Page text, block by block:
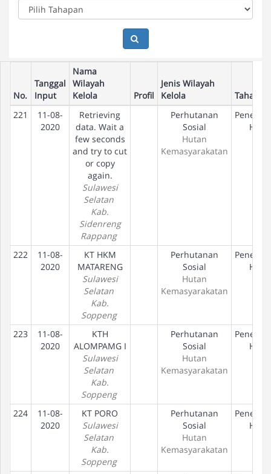
No.
Tanggal
Input
Nama
Wilayah
Kelola
Profil
Jenis Wilayah
Kelola
Tahapan
221
11-08-
2020
Retrieving
data. Wait a
few seconds
and try to cut
or copy
again.
Sulawesi
Selatan
Kab.
Sidenreng
Rappang
Perhutanan
Sosial
Hutan
Kemasyarakatan
Hak
222
11-08-
2020
KT HKM
MATARENG
Sulawesi
Selatan
Kab.
Soppeng
Perhutanan
Sosial
Hutan
Kemasyarakatan
Hak
223
11-08-
2020
KTH
ALOMPAMG I
Sulawesi
Selatan
Kab.
Soppeng
Perhutanan
Sosial
Hutan
Kemasyarakatan
Hak
224
11-08-
2020
KT PORO
Sulawesi
Selatan
Kab.
Soppeng
Perhutanan
Sosial
Hutan
Kemasyarakatan
Hak